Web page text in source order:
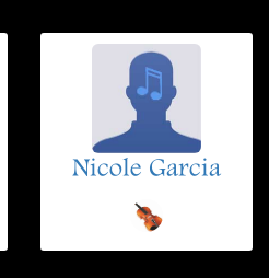
Nicole Garcia